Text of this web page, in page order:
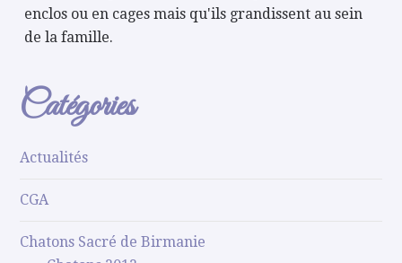
enclos ou en cages mais qu'ils grandissent au sein
de la famille.
Catégories
Actualités
CGA
Chatons Sacré de Birmanie